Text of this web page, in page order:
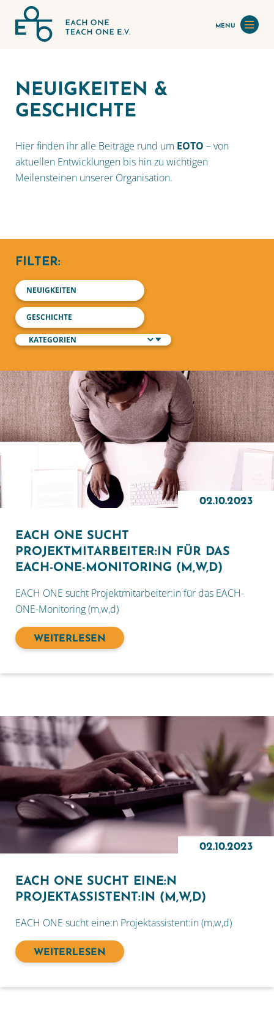
MENU
NEUIGKEITEN &
GESCHICHTE
Hier finden ihr alle Beiträge rund um EOTO – von
aktuellen Entwicklungen bis hin zu wichtigen
Meilensteinen unserer Organisation.
FILTER:
NEUIGKEITEN
GESCHICHTE
02.10.2023
EACH ONE SUCHT
PROJEKTMITARBEITER:IN FÜR DAS
EACH-ONE-MONITORING (M,W,D)
EACH ONE sucht Projektmitarbeiter:in für das EACH-
ONE-Monitoring (m,w,d)
WEITERLESEN
02.10.2023
EACH ONE SUCHT EINE:N
PROJEKTASSISTENT:IN (M,W,D)
EACH ONE sucht eine:n Projektassistent:in (m,w,d)
WEITERLESEN